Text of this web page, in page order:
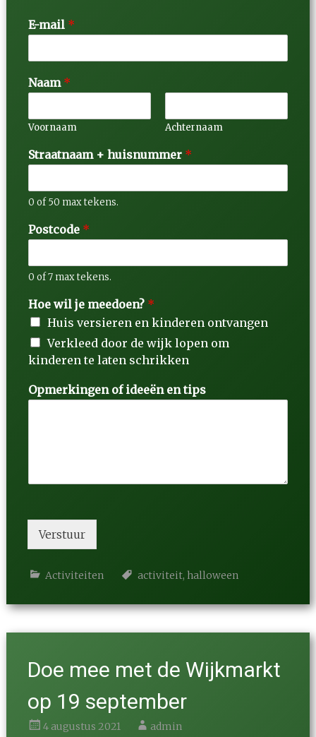
E-mail *
Naam *
Voornaam Achternaam
Straatnaam + huisnummer *
0 of 50 max tekens.
Postcode *
0 of 7 max tekens.
Hoe wil je meedoen? *
Huis versieren en kinderen ontvangen
Verkleed door de wijk lopen om
kinderen te laten schrikken
Opmerkingen of ideeën en tips
Verstuur
Activiteiten activiteit, halloween
Doe mee met de Wijkmarkt
op 19 september
4 augustus 2021 admin